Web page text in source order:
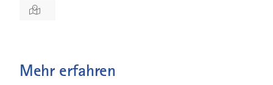
Mehr erfahren